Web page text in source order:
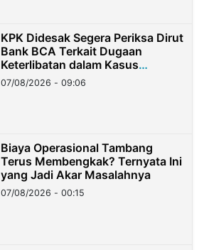
KPK Didesak Segera Periksa Dirut
Bank BCA Terkait Dugaan
Keterlibatan dalam Kasus
Hilangnya Dana Nasabah Rp2,58
Miliar
07/08/2026 - 09:06
Biaya Operasional Tambang
Terus Membengkak? Ternyata Ini
yang Jadi Akar Masalahnya
07/08/2026 - 00:15